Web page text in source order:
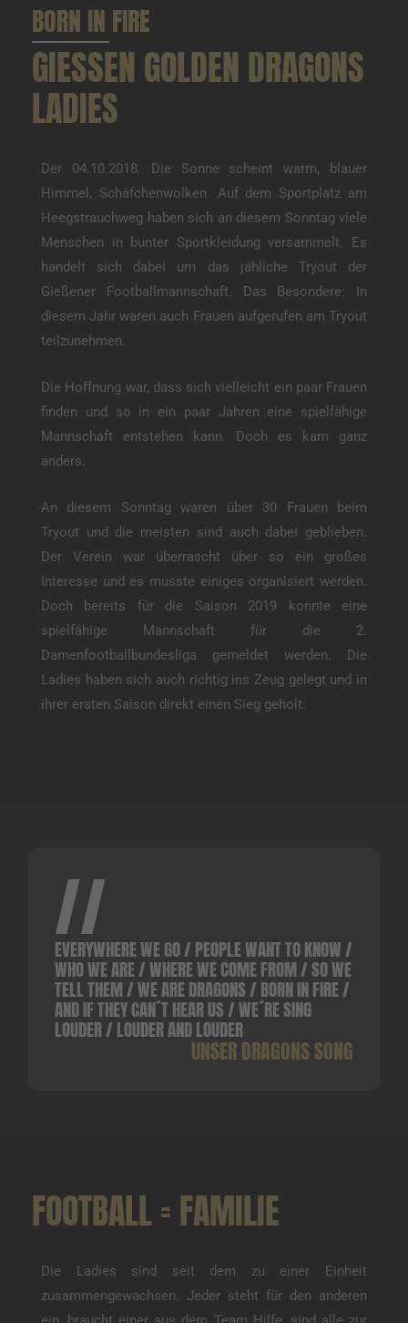
BORN IN FIRE
GIESSEN GOLDEN DRAGONS
LADIES
Der 04.10.2018. Die Sonne scheint warm, blauer
Himmel, Schäfchenwolken. Auf dem Sportplatz am
Heegstrauchweg haben sich an diesem Sonntag viele
Menschen in bunter Sportkleidung versammelt. Es
handelt sich dabei um das jähliche Tryout der
Gießener Footballmannschaft. Das Besondere: In
diesem Jahr waren auch Frauen aufgerufen am Tryout
teilzunehmen.
Die Hoffnung war, dass sich vielleicht ein paar Frauen
finden und so in ein paar Jahren eine spielfähige
Mannschaft entstehen kann. Doch es kam ganz
anders.
An diesem Sonntag waren über 30 Frauen beim
Tryout und die meisten sind auch dabei geblieben.
Der Verein war überrascht über so ein großes
Interesse und es musste einiges organisiert werden.
Doch bereits für die Saison 2019 konnte eine
spielfähige Mannschaft für die 2.
Damenfootballbundesliga gemeldet werden. Die
Ladies haben sich auch richtig ins Zeug gelegt und in
ihrer ersten Saison direkt einen Sieg geholt.
//
EVERYWHERE WE GO / PEOPLE WANT TO KNOW /
WHO WE ARE / WHERE WE COME FROM / SO WE
TELL THEM / WE ARE DRAGONS / BORN IN FIRE /
AND IF THEY CAN´T HEAR US / WE´RE SING
LOUDER / LOUDER AND LOUDER
UNSER DRAGONS SONG
FOOTBALL = FAMILIE
Die Ladies sind seit dem zu einer Einheit
zusammengewachsen. Jeder steht für den anderen